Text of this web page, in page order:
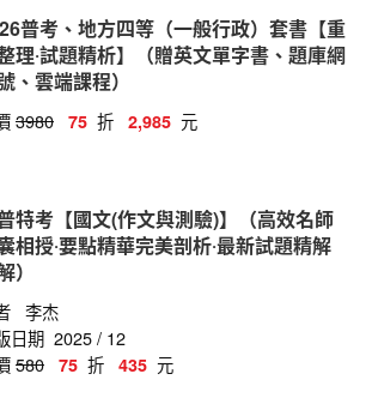
普考、地方四等（一般行政）套書【重
理‧試題精析】（贈英文單字書、題庫網
、雲端課程）
3980 75 折 2,985 元
特考【國文(作文與測驗)】（高效名師
相授‧要點精華完美剖析‧最新試題精解
）
李杰
日期 2025 / 12
580 75 折 435 元